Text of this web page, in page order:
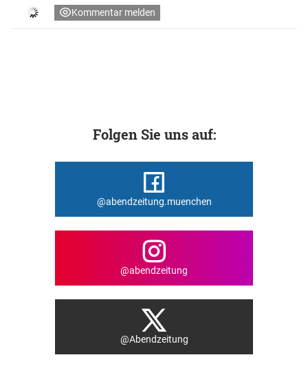
Kommentar melden
Folgen Sie uns auf:
@abendzeitung.muenchen
@abendzeitung
@Abendzeitung